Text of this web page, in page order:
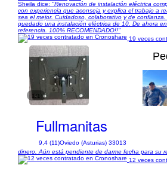
Sheila dice: "Renovación de instalación eléctrica
con experiencia que aconseja y explica el trabajo a
sea el mejor. Cuidadoso, colaborativo y de
quedado una instalación eléctrica de 10. De ahora
referencia. 100% RECOMENDADO!!"
19 veces
1/1
Fullmanitas
9,4 (11)Oviedo (Asturias) 33013
dinero. Aún está pendiente de darme fecha para su
12 veces